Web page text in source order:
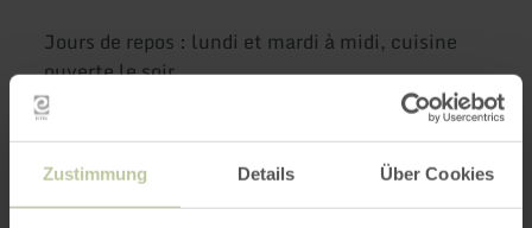
Zustimmung Details Über Cookies
Jours de repos : lundi et mardi à midi, cuisine
ouverte le soir.
Plus